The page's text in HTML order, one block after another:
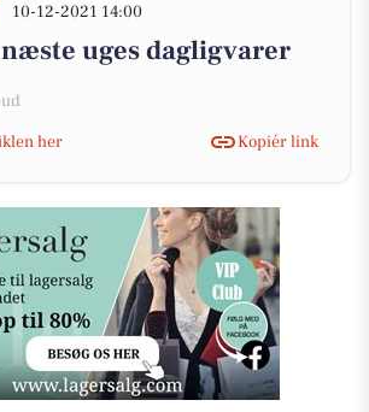
10-12-2021 14:00
uges dagligvarer
her
Kopiér link